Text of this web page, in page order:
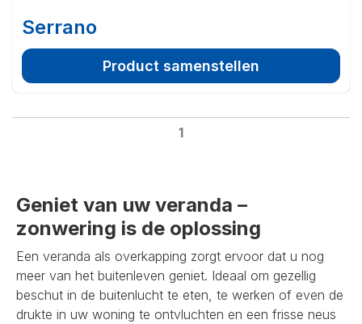
Serrano
Product samenstellen
1
Geniet van uw veranda –
zonwering is de oplossing
Een veranda als overkapping zorgt ervoor dat u nog
meer van het buitenleven geniet. Ideaal om gezellig
beschut in de buitenlucht te eten, te werken of even de
drukte in uw woning te ontvluchten en een frisse neus